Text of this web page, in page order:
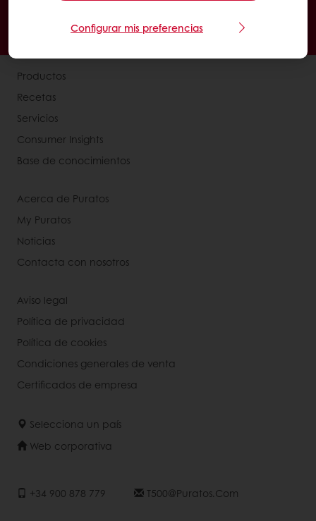
Configurar mis preferencias
Guarda tus recetas favoritas
Productos
Recetas
Servicios
Consumer Insights
Base de conocimientos
Acerca de Puratos
My Puratos
Noticias
Contacta con nosotros
Aviso legal
Política de privacidad
Política de cookies
Condiciones generales de venta
Certificados de empresa
Selecciona un país
Web corporativa
+34 900 878 779 T500@puratos.com